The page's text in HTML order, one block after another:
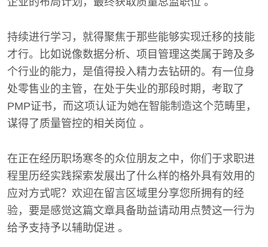
持续进行学习，就得聚焦于那些能够实现迁移的技能
才行。比如说像数据分析、项目管理这类属于跨及多
个行业的能力，是值得投入精力去钻研的。有一位身
处零售业的主管，在处于失业的那段时期，考取了
PMP证书，而这项认证为她在智能制造这个范畴里，
谋得了质量管控的相关岗位 。
在正在经历职场寒冬的众位朋友之中，你们于求职进
程里历经实践探索发展出了什么样的格外具有效用的
应对方式呢？欢迎在留言区域里分享您所拥有的经
验，要是感觉这篇文章具备助益请动用点赞这一行为
给予支持予以辅助促进 。